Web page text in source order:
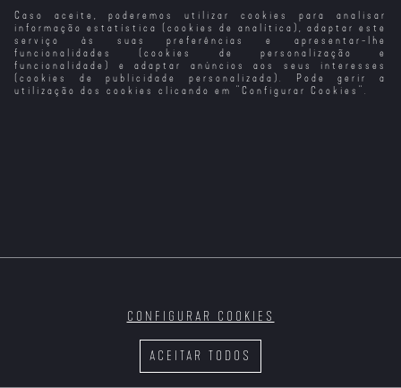
Caso aceite, poderemos utilizar cookies para analisar
informação estatística (cookies de analítica), adaptar este
serviço às suas preferências e apresentar-lhe
funcionalidades (cookies de personalização e
funcionalidade) e adaptar anúncios aos seus interesses
(cookies de publicidade personalizada). Pode gerir a
utilização dos cookies clicando em " Configurar Cookies ".
ACEITAR TODOS
CONFIGURAR COOKIES